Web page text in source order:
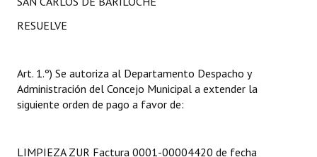
Declaraciones
Resoluciones de Presidencia
INSTITUCIONAL
RESUELVE
Art. 1.º) Se autoriza al Departamento Despacho y
Administración del Concejo Municipal a extender la
siguiente orden de pago a favor de:
LIMPIEZA ZUR Factura 0001-00004420 de fecha